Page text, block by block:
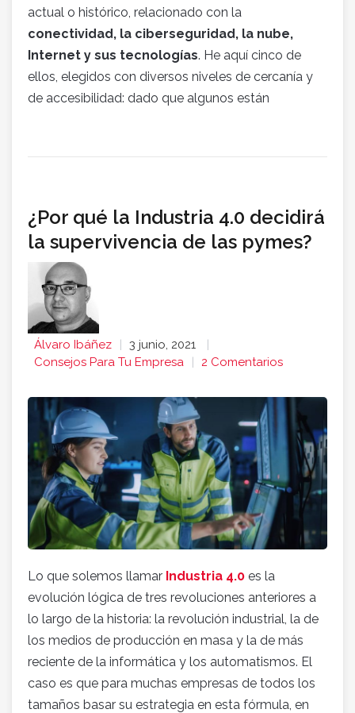
actual o histórico, relacionado con la
conectividad, la ciberseguridad, la nube,
Internet y sus tecnologías. He aquí cinco de
ellos, elegidos con diversos niveles de cercanía y
de accesibilidad: dado que algunos están
¿Por qué la Industria 4.0 decidirá
la supervivencia de las pymes?
Álvaro Ibáñez
3 junio, 2021
Consejos Para Tu Empresa
2 Comentarios
Lo que solemos llamar Industria 4.0 es la
evolución lógica de tres revoluciones anteriores a
lo largo de la historia: la revolución industrial, la de
los medios de producción en masa y la de más
reciente de la informática y los automatismos. El
caso es que para muchas empresas de todos los
tamaños basar su estrategia en esta fórmula, en